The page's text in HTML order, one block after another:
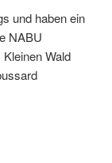
und haben ein
NABU
Wald